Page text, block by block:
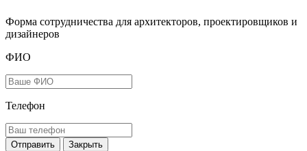
Форма сотрудничества для архитекторов, проектировщиков и
дизайнеров
ФИО
Телефон
Закрыть